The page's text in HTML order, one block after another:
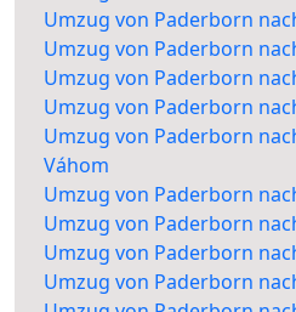
Umzug von Paderborn
Umzug von Paderborn
Umzug von Paderborn
Umzug von Paderborn
Umzug von Paderborn
Váhom
Umzug von Paderborn
Umzug von Paderborn
Umzug von Paderborn
Umzug von Paderborn